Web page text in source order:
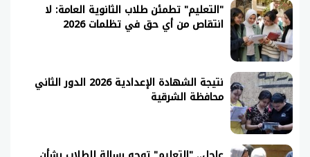
"التعليم" تطمئن طلاب الثانوية العامة: لا
انتقاص من أي حق في تظلمات 2026
نتيجة الشهادة الإعدادية 2026 الدور الثاني
محافظة الشرقية